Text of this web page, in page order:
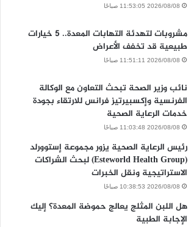
2026/08/08 11:53:05 صباحًا
مشروبات لتهدئة التهابات المعدة.. 5 خيارات
طبيعية قد تخفف الأعراض
2026/08/08 11:51:11 صباحًا
نائب وزير الصحة تبحث التعاون مع الوكالة
الفرنسية وإكسبيرتيز فرانس للارتقاء بجودة
خدمات الرعاية الصحية
2026/08/08 11:03:48 صباحًا
رئيس الرعاية الصحية يزور مجموعة إستوورلد
(Esteworld Health Group) لبحث الشراكات
الاستراتيجية ونقل الخبرات
2026/08/08 10:38:53 صباحًا
هل اللبن المثلج يعالج حموضة المعدة؟ إليك
الإجابة الطبية